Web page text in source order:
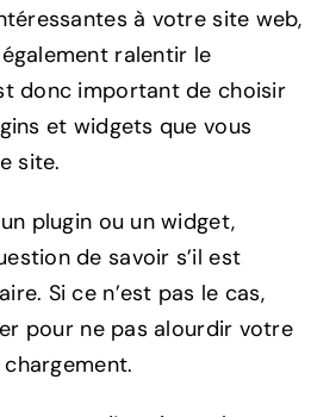
à votre site web,
ralentir le
donc important de choisir
et widgets que vous
site.
plugin ou un widget,
de savoir s’il est
Si ce n’est pas le cas,
pour ne pas alourdir votre